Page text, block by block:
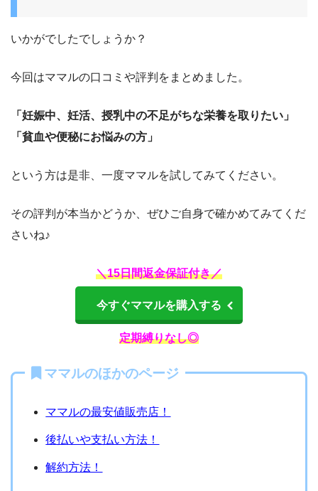
いかがでしたでしょうか？
今回はママルの口コミや評判をまとめました。
「妊娠中、妊活、授乳中の不足がちな栄養を取りたい」
「貧血や便秘にお悩みの方」
という方は是非、一度ママルを試してみてください。
その評判が本当かどうか、ぜひご自身で確かめてみてくだ
さいね♪
＼15日間返金保証付き／
今すぐママルを購入する
定期縛りなし◎
ママルのほかのページ
ママルの最安値販売店！
後払いや支払い方法！
解約方法！